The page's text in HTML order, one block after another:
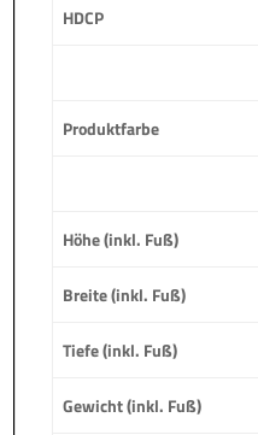
HDCP
Produktfarbe
Höhe (inkl. Fuß)
Breite (inkl. Fuß)
Tiefe (inkl. Fuß)
Gewicht (inkl. Fuß)